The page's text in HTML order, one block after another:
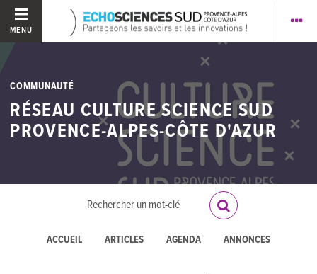
MENU
COMMUNAUTÉ
RÉSEAU CULTURE SCIENCE SUD
PROVENCE-ALPES-CÔTE D'AZUR
ACCUEIL ARTICLES AGENDA ANNONCES